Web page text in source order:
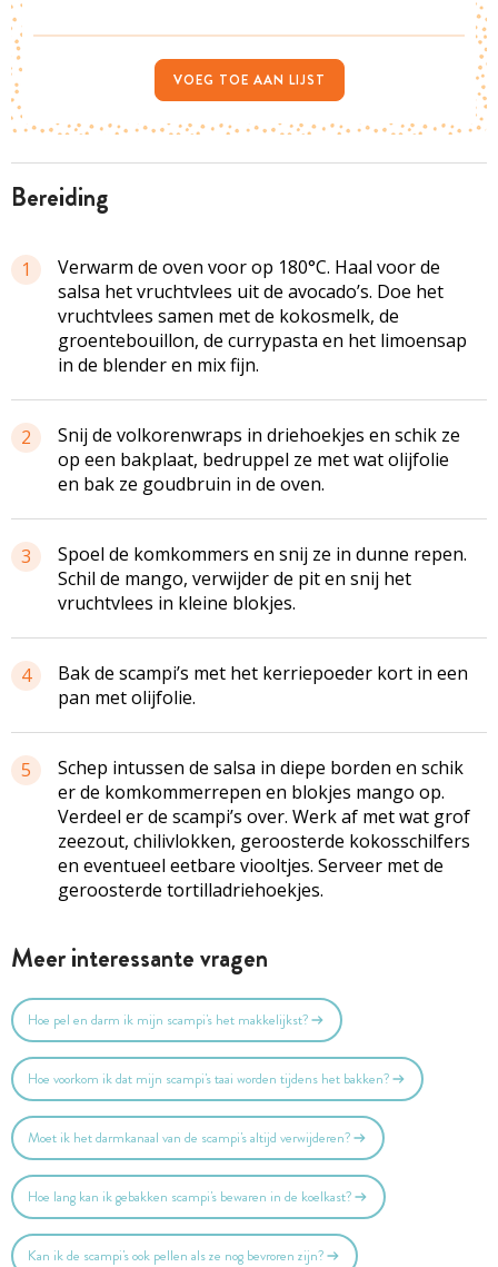
bereiding
1
Verwarm de oven voor op 180°C. Haal voor de
salsa het vruchtvlees uit de avocado’s. Doe het
vruchtvlees samen met de kokosmelk, de
groentebouillon, de currypasta en het limoensap
in de blender en mix fijn.
2
Snij de volkorenwraps in driehoekjes en schik ze
op een bakplaat, bedruppel ze met wat olijfolie
en bak ze goudbruin in de oven.
3
Spoel de komkommers en snij ze in dunne repen.
Schil de mango, verwijder de pit en snij het
vruchtvlees in kleine blokjes.
4
Bak de scampi’s met het kerriepoeder kort in een
pan met olijfolie.
5
Schep intussen de salsa in diepe borden en schik
er de komkommerrepen en blokjes mango op.
Verdeel er de scampi’s over. Werk af met wat grof
zeezout, chilivlokken, geroosterde kokosschilfers
en eventueel eetbare viooltjes. Serveer met de
geroosterde tortilladriehoekjes.
Meer interessante vragen
Hoe pel en darm ik mijn scampi's het makkelijkst?
Hoe voorkom ik dat mijn scampi's taai worden tijdens het bakken?
Moet ik het darmkanaal van de scampi's altijd verwijderen?
Hoe lang kan ik gebakken scampi's bewaren in de koelkast?
Kan ik de scampi's ook pellen als ze nog bevroren zijn?
VOEG TOE AAN LIJST